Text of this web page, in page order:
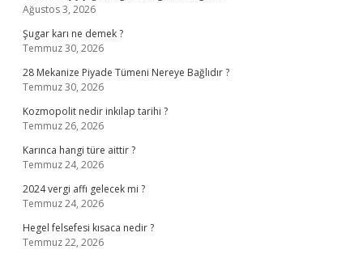
Ağustos 3, 2026
Şugar karı ne demek ?
Temmuz 30, 2026
28 Mekanize Piyade Tümeni Nereye Bağlıdır ?
Temmuz 30, 2026
Kozmopolit nedir inkılap tarihi ?
Temmuz 26, 2026
Karınca hangi türe aittir ?
Temmuz 24, 2026
2024 vergi affı gelecek mi ?
Temmuz 24, 2026
Hegel felsefesi kısaca nedir ?
Temmuz 22, 2026